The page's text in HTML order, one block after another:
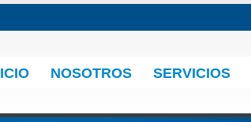
NOSOTROS SERVICIOS